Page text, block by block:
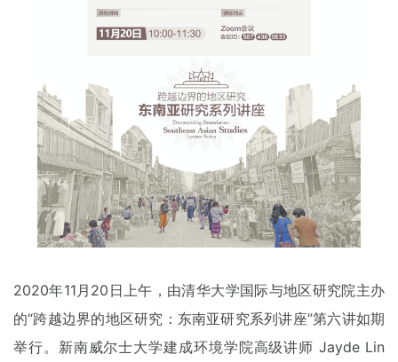
2020年11月20日上午，由清华大学国际与地区研究院主办
的“跨越边界的地区研究：东南亚研究系列讲座”第六讲如期
举行。新南威尔士大学建成环境学院高级讲师 Jayde Lin